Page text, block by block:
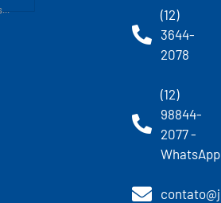
(12)
3644-
2078
(12)
98844-
2077 -
WhatsApp